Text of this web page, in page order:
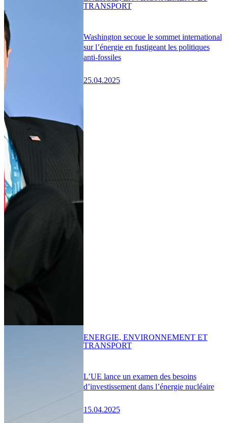
Washington secoue le sommet international
sur l’énergie en fustigeant les politiques
anti-fossiles
25.04.2025
TRANSPORT
L’UE lance un examen des besoins
d’investissement dans l’énergie nucléaire
15.04.2025
ENERGIE, ENVIRONNEMENT ET
TRANSPORT